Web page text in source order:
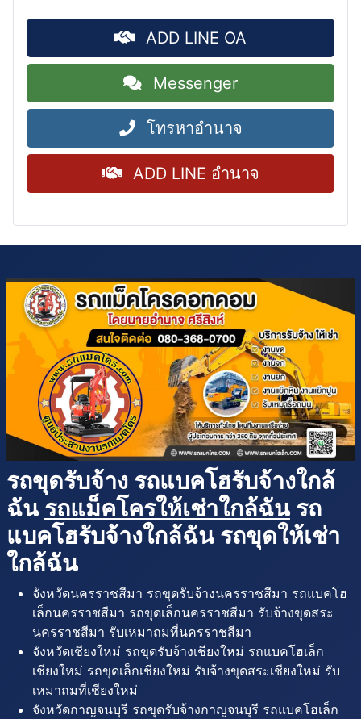
ADD LINE OA
Messenger
โทรหาอำนาจ
ADD LINE อำนาจ
รถขุดรับจ้าง รถแบคโฮรับจ้างใกล้
ฉัน รถแม็คโครให้เช่าใกล้ฉัน รถ
แบคโฮรับจ้างใกล้ฉัน รถขุดให้เช่า
ใกล้ฉัน
จังหวัดนครราชสีมา รถขุดรับจ้างนครราชสีมา รถแบคโฮ
เล็กนครราชสีมา รถขุดเล็กนครราชสีมา รับจ้างขุดสระ
นครราชสีมา รับเหมาถมที่นครราชสีมา
จังหวัดเชียงใหม่ รถขุดรับจ้างเชียงใหม่ รถแบคโฮเล็ก
เชียงใหม่ รถขุดเล็กเชียงใหม่ รับจ้างขุดสระเชียงใหม่ รับ
เหมาถมที่เชียงใหม่
จังหวัดกาญจนบุรี รถขุดรับจ้างกาญจนบุรี รถแบคโฮเล็ก